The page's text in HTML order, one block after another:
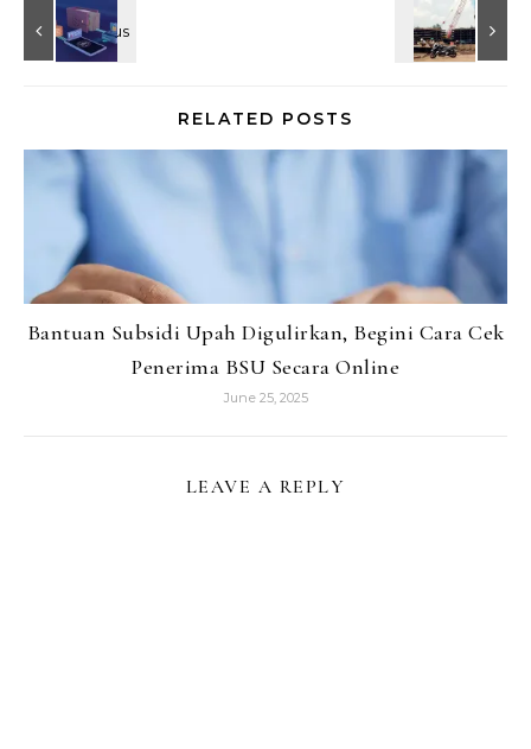
RELATED POSTS
Bantuan Subsidi Upah Digulirkan, Begini Cara Cek
Penerima BSU Secara Online
June 25, 2025
LEAVE A REPLY